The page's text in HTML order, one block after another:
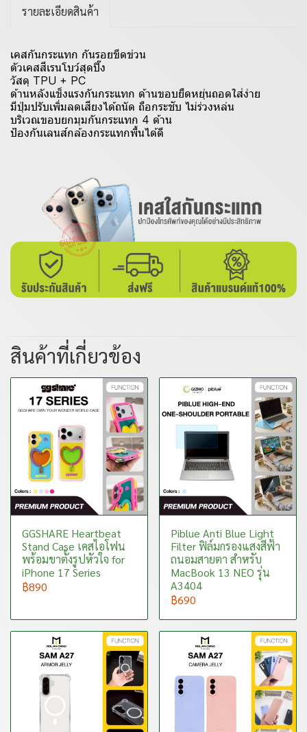
รายละเอียดสินค้า
เคสกันกระแทก กันรอยขีดข่วน
ตัวเคสสีเรนโบว์สุดปิ๊ง
วัสดุ TPU + PC
ด้านหลังแข็งแรงกันกระแทก ด้านขอบยืดหยุ่นถอดใส่ง่าย
มีปุ่มปรับเพิ่มลดเสียงได้ถนัด ถือกระชับ ไม่ร่วงหล่น
บริเวณขอบยกมุมกันกระแทก 4 ด้าน
ป้องกันเลนส์กล้องกระแทกพื้นได้ดี
สินค้าที่เกี่ยวข้อง
GGSHARE Heartbeat
Stand Case เคสไอโฟน
พร้อมขาตั้งรูปหัวใจ for
iPhone 17 Series
฿890
Piblue Anti Blue Light
Filter ฟิล์มกรองแสงสีฟ้า
ถนอมสายตา สำหรับ
MacBook 13 NEO รุ่น
A3404
฿690